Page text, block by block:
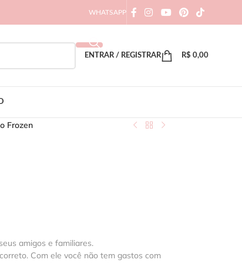
WHATSAPP
ENTRAR / REGISTRAR R$ 0,00
Frozen
amigos e familiares.
Com ele você não tem gastos com